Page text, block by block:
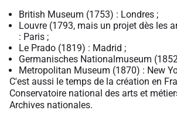
British Museum (1753) : Londres ;
Louvre (1793, mais un projet dès les
: Paris ;
Le Prado (1819) : Madrid ;
Germanisches Nationalmuseum
Metropolitan Museum (1870) : New
C'est aussi le temps de la création en
Conservatoire national des arts et
Archives nationales.